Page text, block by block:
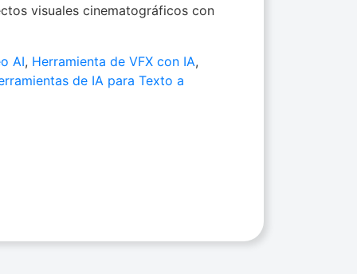
visuales cinematográficos con
AI, Herramienta de VFX con IA,
de IA para Texto a